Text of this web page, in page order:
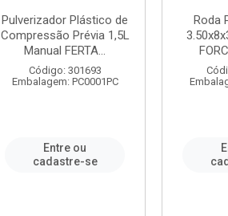
Pulverizador Plástico de
Compressão Prévia 1,5L
Manual FERTA...
Código: 301693
Embalagem: PC0001PC
Entre ou
cadastre-se
Roda